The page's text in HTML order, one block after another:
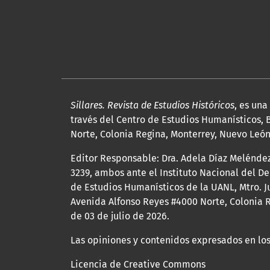
Sillares. Revista de Estudios Históricos, es
través del Centro de Estudios Humanísticos,
Norte, Colonia Regina, Monterrey, Nuevo
Editor Responsable: Dra. Adela Díaz
3239, ambos ante el Instituto Nacional del
de Estudios Humanísticos de la UANL, Mtro.
Avenida Alfonso Reyes #4000 Norte, Colonia
de 03 de julio de 2026.
Las opiniones y contenidos expresados en
Licencia de Creative Commons